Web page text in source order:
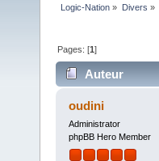
Logic-Nation » Divers »
Pages: [1]
Auteur
oudini
Administrator
phpBB Hero Member